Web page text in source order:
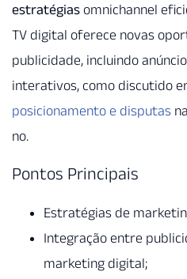
estratégias omnichannel
TV digital oferece novas
publicidade, incluindo
interativos, como discutido
posicionamento e disputas
no.
Pontos Principais
Estratégias de
Integração entre
marketing digital;